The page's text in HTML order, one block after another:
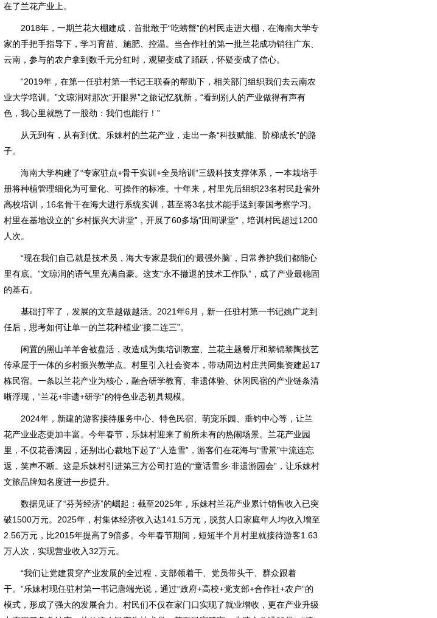
在了兰花产业上。
2018年，一期兰花大棚建成，首批敢于“吃螃蟹”的村民走进大棚，在海南大学专
家的手把手指导下，学习育苗、施肥、控温。当合作社的第一批兰花成功销往广东、
云南，参与的农户拿到数千元分红时，观望变成了踊跃，怀疑变成了信心。
“2019年，在第一任驻村第一书记王联春的帮助下，相关部门组织我们去云南农
业大学培训。”文琼润对那次“开眼界”之旅记忆犹新，“看到别人的产业做得有声有
色，我心里就憋了一股劲：我们也能行！”
从无到有，从有到优。乐妹村的兰花产业，走出一条“科技赋能、阶梯成长”的路
子。
海南大学构建了“专家驻点+骨干实训+全员培训”三级科技支撑体系，一本栽培手
册将种植管理细化为可量化、可操作的标准。十年来，村里先后组织23名村民赴省外
高校培训，16名骨干在海大进行系统实训，甚至将3名技术能手送到泰国考察学习。
村里在基地设立的“乡村振兴大讲堂”，开展了60多场“田间课堂”，培训村民超过1200
人次。
“现在我们自己就是技术员，海大专家是我们的‘最强外脑’，日常养护我们都能心
里有底。”文琼润的语气里充满自豪。这支“永不撤退的技术工作队”，成了产业最稳固
的基石。
基础打牢了，发展的文章越做越活。2021年6月，新一任驻村第一书记姚广龙到
任后，思考如何让单一的兰花种植业“接二连三”。
闲置的黑山羊羊舍被盘活，改造成为集培训教室、兰花主题餐厅和黎锦黎陶技艺
传承屋于一体的乡村振兴教学点。村里引入社会资本，带动周边村庄共同集资建起17
栋民宿。一条以兰花产业为核心，融合研学教育、非遗体验、休闲民宿的产业链条清
晰浮现，“兰花+非遗+研学”的特色业态初具规模。
2024年，新建的游客接待服务中心、特色民宿、萌宠乐园、垂钓中心等，让兰
花产业业态更加丰富。今年春节，乐妹村迎来了前所未有的热闹场景。兰花产业园
里，不仅花香满园，还别出心裁地下起了“人造雪”，游客们在花海与“雪景”中流连忘
返，笑声不断。这是乐妹村引进第三方公司打造的“童话雪乡·非遗游园会”，让乐妹村
文旅品牌知名度进一步提升。
数据见证了“芬芳经济”的崛起：截至2025年，乐妹村兰花产业累计销售收入已突
破1500万元。2025年，村集体经济收入达141.5万元，脱贫人口家庭年人均收入增至
2.56万元，比2015年提高了9倍多。今年春节期间，短短半个月村里就接待游客1.63
万人次，实现营业收入32万元。
“我们让党建贯穿产业发展的全过程，支部领着干、党员带头干、群众跟着
干。”乐妹村现任驻村第一书记唐端光说，通过“政府+高校+党支部+合作社+农户”的
模式，形成了强大的发展合力。村民们不仅在家门口实现了就业增收，更在产业升级